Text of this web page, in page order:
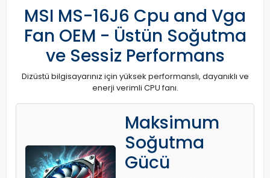
MSI MS-16J6 Cpu and Vga
Fan OEM - Üstün Soğutma
ve Sessiz Performans
Dizüstü bilgisayarınız için yüksek performanslı, dayanıklı ve
enerji verimli CPU fanı.
Maksimum
Soğutma
Gücü